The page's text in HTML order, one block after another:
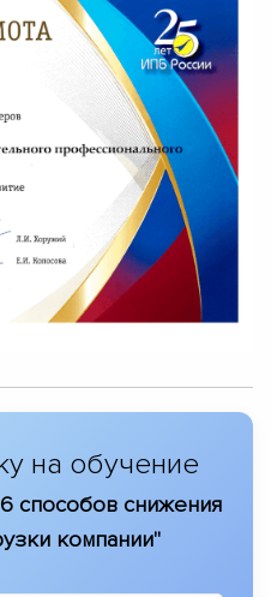
на обучение
способов снижения
компании"